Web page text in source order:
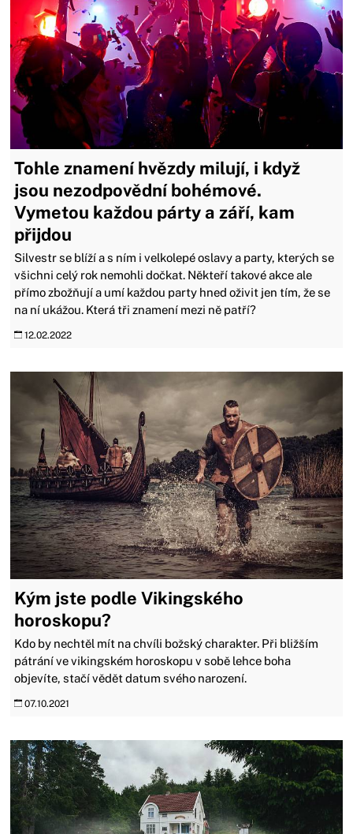
Tohle znamení hvězdy milují, i když
jsou nezodpovědní bohémové.
Vymetou každou párty a září, kam
přijdou
Silvestr se blíží a s ním i velkolepé oslavy a party, kterých se
všichni celý rok nemohli dočkat. Někteří takové akce ale
přímo zbožňují a umí každou party hned oživit jen tím, že se
na ní ukážou. Která tři znamení mezi ně patří?
12.02.2022
Kým jste podle Vikingského
horoskopu?
Kdo by nechtěl mít na chvíli božský charakter. Při bližším
pátrání ve vikingském horoskopu v sobě lehce boha
objevíte, stačí vědět datum svého narození.
07.10.2021